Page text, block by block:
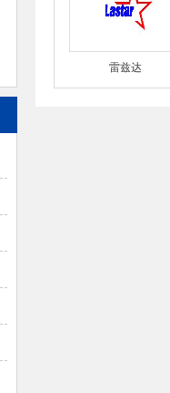
雷兹达